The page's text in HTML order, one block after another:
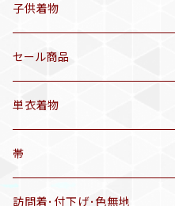
セオα 着物(5〜9月頃)
三分紐
帯揚げ
羽織
半幅帯
アンティーク着物
リサイクル着物
子供着物
セール商品
単衣着物
アンティーク着物
リサイクル着物
帯
リサイクル帯
訪問着･付下げ･色無地